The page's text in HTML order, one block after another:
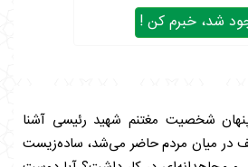
شد، خبرم کن !
پنهان شخصیت‌ مغتنم‌ شهید‌ رئیسی آشنا
در میان مردم حاضر می‌شد، ساده‌زیست